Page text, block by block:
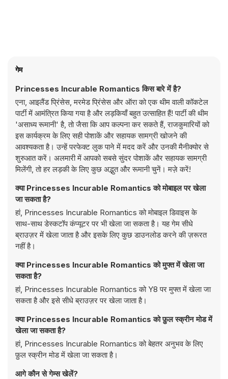
गेम
Princesses Incurable Romantics किस बारे में है?
एना, आइलैंड प्रिंसेस, मरमेड प्रिंसेस और ऑरा को एक थीम वाली कॉकटेल
पार्टी में आमंत्रित किया गया है और लड़कियाँ बहुत उत्साहित हैं! पार्टी की थीम
'असाध्य रूमानी' है, तो जैसा कि आप कल्पना कर सकते हैं, राजकुमारियों को
इस कार्यक्रम के लिए सही पोशाकें और सहायक सामग्री खोजने की
आवश्यकता है। उन्हें परफेक्ट लुक पाने में मदद करें और उनकी मैनीक्योर से
शुरुआत करें। अलमारी में आपको सबसे सुंदर पोशाकें और सहायक सामग्री
मिलेंगी, तो हर लड़की के लिए कुछ अद्भुत और रूमानी चुनें। मज़े करें!
क्या Princesses Incurable Romantics को मोबाइल पर खेला
जा सकता है?
हां, Princesses Incurable Romantics को मोबाइल डिवाइस के
साथ-साथ डेस्कटॉप कंप्यूटर पर भी खेला जा सकता है। यह गेम सीधे
ब्राउज़र में खेला जाता है और इसके लिए कुछ डाउनलोड करने की ज़रूरत
नहीं है।
क्या Princesses Incurable Romantics को मुफ्त में खेला जा
सकता है?
हां, Princesses Incurable Romantics को Y8 पर मुफ्त में खेला जा
सकता है और इसे सीधे ब्राउज़र पर खेला जाता है।
क्या Princesses Incurable Romantics को फ़ुल स्क्रीन मोड में
खेला जा सकता है?
हां, Princesses Incurable Romantics को बेहतर अनुभव के लिए
फ़ुल स्क्रीन मोड में खेला जा सकता है।
आगे कौन से गेम्स खेलें?